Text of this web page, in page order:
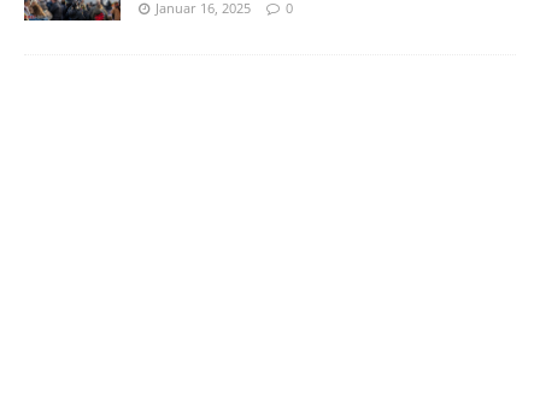
Januar 16, 2025 0